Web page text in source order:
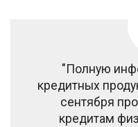
"Полную
кредитных
сентября
кредитам